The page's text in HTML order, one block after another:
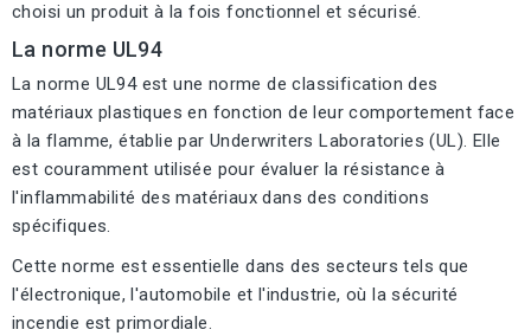
choisi un produit à la fois fonctionnel et sécurisé.
La norme UL94
La norme UL94 est une norme de classification des
matériaux plastiques en fonction de leur comportement face
à la flamme, établie par Underwriters Laboratories (UL). Elle
est couramment utilisée pour évaluer la résistance à
l'inflammabilité des matériaux dans des conditions
spécifiques.
Cette norme est essentielle dans des secteurs tels que
l'électronique, l'automobile et l'industrie, où la sécurité
incendie est primordiale.